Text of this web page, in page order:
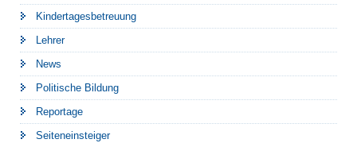
Kindertagesbetreuung
Lehrer
News
Politische Bildung
Reportage
Seiteneinsteiger